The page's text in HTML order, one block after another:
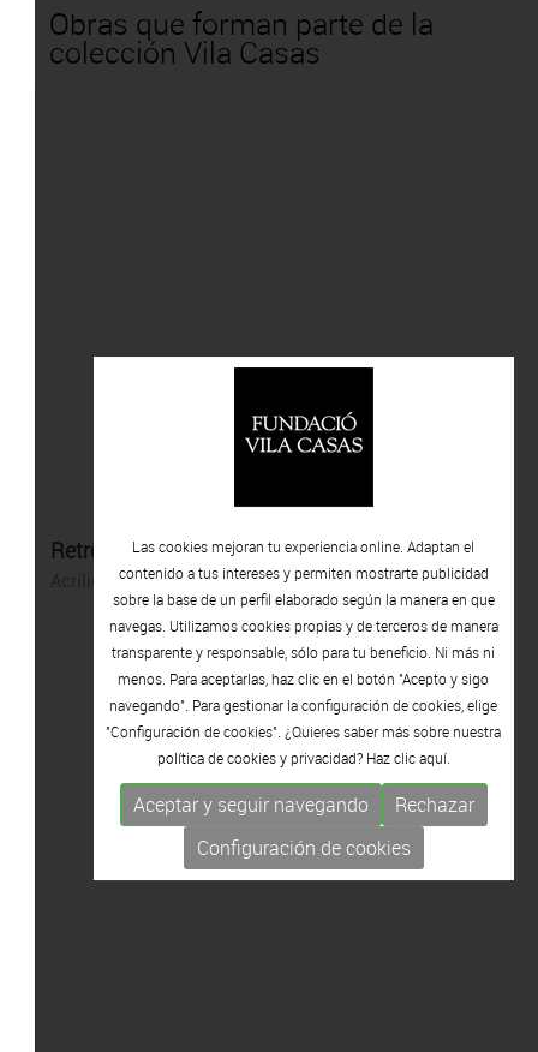
Obras que forman parte de la
colección Vila Casas
Retrocedim però avancem
Acrílico sobre tela
Las cookies mejoran tu experiencia online. Adaptan el
contenido a tus intereses y permiten mostrarte publicidad
sobre la base de un perfil elaborado según la manera en que
navegas. Utilizamos cookies propias y de terceros de manera
transparente y responsable, sólo para tu beneficio. Ni más ni
menos. Para aceptarlas, haz clic en el botón "Acepto y sigo
navegando". Para gestionar la configuración de cookies, elige
"Configuración de cookies". ¿Quieres saber más sobre nuestra
política de cookies y privacidad? Haz clicaquí.
Aceptar y seguir navegando
Rechazar
Configuración de cookies